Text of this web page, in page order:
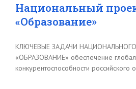
Национальный
«Образование»
КЛЮЧЕВЫЕ ЗАДАЧИ
«ОБРАЗОВАНИЕ» обеспечение
конкурентоспособности российского